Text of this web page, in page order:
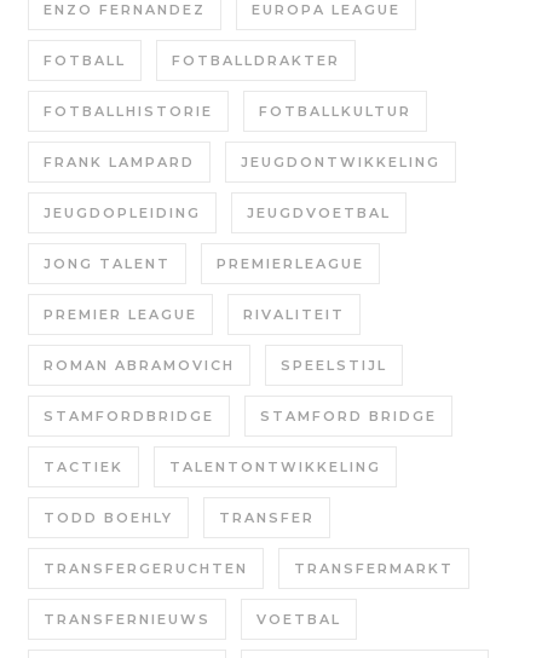
ENZO FERNANDEZ EUROPA LEAGUE
FOTBALL FOTBALLDRAKTER
FOTBALLHISTORIE FOTBALLKULTUR
FRANK LAMPARD JEUGDONTWIKKELING
JEUGDOPLEIDING JEUGDVOETBAL
JONG TALENT PREMIERLEAGUE
PREMIER LEAGUE RIVALITEIT
ROMAN ABRAMOVICH SPEELSTIJL
STAMFORDBRIDGE STAMFORD BRIDGE
TACTIEK TALENTONTWIKKELING
TODD BOEHLY TRANSFER
TRANSFERGERUCHTEN TRANSFERMARKT
TRANSFERNIEUWS VOETBAL